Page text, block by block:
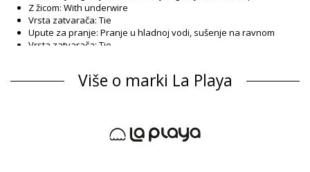
Z žicom: With underwire
Vrsta zatvarača: Tie
Upute za pranje: Pranje u hladnoj vodi, sušenje na ravnom
Vrsta zatvarača: Tie
Gornji dio Zelena La Playa
Podstava: 87% Polyamide, 13% Elastane
Informacije o proizvodu
Više o marki La Playa